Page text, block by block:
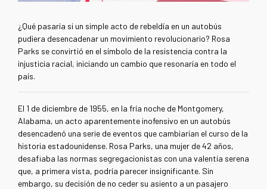
¿Qué pasaría si un simple acto de rebeldía en un autobús
pudiera desencadenar un movimiento revolucionario? Rosa
Parks se convirtió en el símbolo de la resistencia contra la
injusticia racial, iniciando un cambio que resonaría en todo el
país.
El 1 de diciembre de 1955, en la fría noche de Montgomery,
Alabama, un acto aparentemente inofensivo en un autobús
desencadenó una serie de eventos que cambiarían el curso de la
historia estadounidense. Rosa Parks, una mujer de 42 años,
desafiaba las normas segregacionistas con una valentía serena
que, a primera vista, podría parecer insignificante. Sin
embargo, su decisión de no ceder su asiento a un pasajero